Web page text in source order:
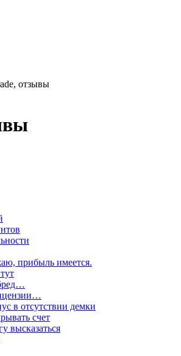
отзывы
прибыль имеется.
в отсутствии демки
счет
высказаться